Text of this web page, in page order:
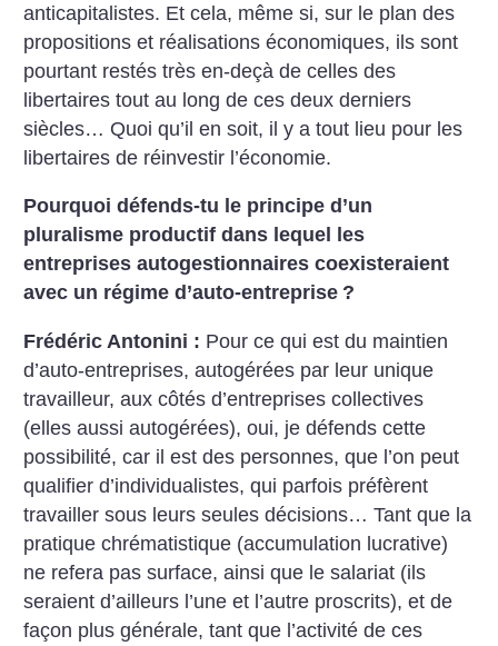
anticapitalistes. Et cela, même si, sur le plan des
propositions et réalisations économiques, ils sont
pourtant restés très en-deçà de celles des
libertaires tout au long de ces deux derniers
siècles… Quoi qu’il en soit, il y a tout lieu pour les
libertaires de réinvestir l’économie.
Pourquoi défends-tu le principe d’un
pluralisme productif dans lequel les
entreprises autogestionnaires coexisteraient
avec un régime d’auto-entreprise ?
Frédéric Antonini : Pour ce qui est du maintien
d’auto-entreprises, autogérées par leur unique
travailleur, aux côtés d’entreprises collectives
(elles aussi autogérées), oui, je défends cette
possibilité, car il est des personnes, que l’on peut
qualifier d’individualistes, qui parfois préfèrent
travailler sous leurs seules décisions… Tant que la
pratique chrématistique (accumulation lucrative)
ne refera pas surface, ainsi que le salariat (ils
seraient d’ailleurs l’une et l’autre proscrits), et de
façon plus générale, tant que l’activité de ces